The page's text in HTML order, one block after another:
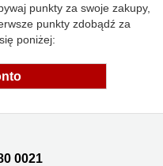
punkty za swoje zakupy,
punkty zdobądź za
poniżej:
0021